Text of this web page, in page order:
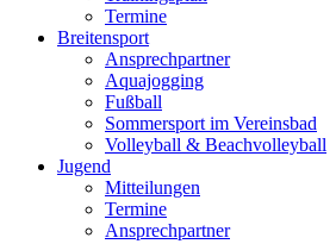
Termine
Breitensport
Ansprechpartner
Aquajogging
Fußball
Sommersport im Vereinsbad
Volleyball & Beachvolleyball
Jugend
Mitteilungen
Termine
Ansprechpartner